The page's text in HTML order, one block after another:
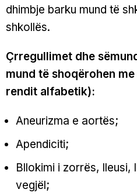
dhimbje barku mund të
shkollës.
Çrregullimet dhe
mund të shoqërohen
rendit alfabetik):
Aneurizma e aortës;
Apendiciti;
Bllokimi i zorrës, Ileusi,
vegjël;